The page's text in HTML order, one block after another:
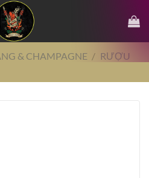
& CHAMPAGNE / RƯỢU